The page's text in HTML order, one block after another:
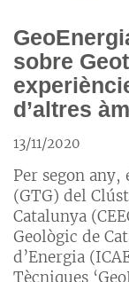
sobre
d’altres
13/11/2020
Per segon
(GTG) del
Catalunya
Geològic de
d’Energia
Tècniques